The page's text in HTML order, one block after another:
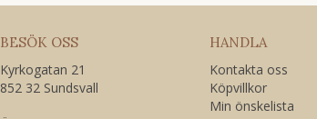
BESÖK OSS
Kyrkogatan 21
852 32 Sundsvall
HANDLA
Kontakta oss
Köpvillkor
Min önskelista